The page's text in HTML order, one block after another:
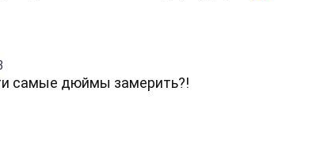
самые дюймы замерить?!